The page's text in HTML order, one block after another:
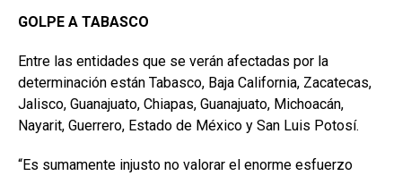
GOLPE A TABASCO
Entre las entidades que se verán afectadas por la
determinación están Tabasco, Baja California, Zacatecas,
Jalisco, Guanajuato, Chiapas, Guanajuato, Michoacán,
Nayarit, Guerrero, Estado de México y San Luis Potosí.
“Es sumamente injusto no valorar el enorme esfuerzo